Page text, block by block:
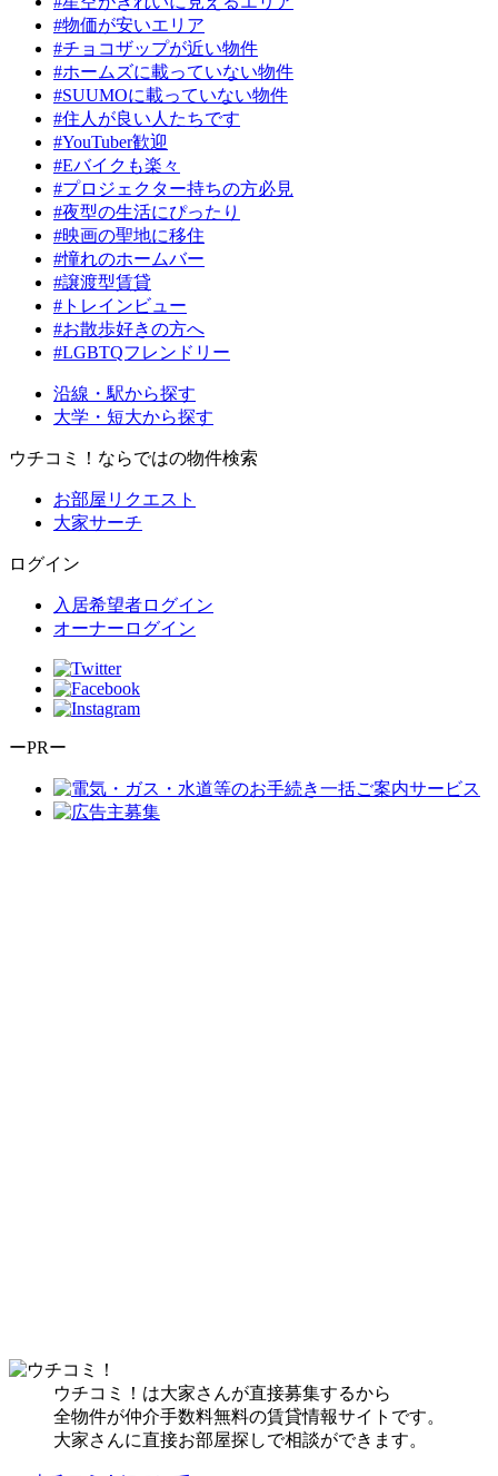
#物価が安いエリア
#チョコザップが近い物件
#ホームズに載っていない物件
#SUUMOに載っていない物件
#住人が良い人たちです
#YouTuber歓迎
#Eバイクも楽々
#プロジェクター持ちの方必見
#夜型の生活にぴったり
#映画の聖地に移住
#憧れのホームバー
#譲渡型賃貸
#トレインビュー
#お散歩好きの方へ
#LGBTQフレンドリー
沿線・駅から探す
大学・短大から探す
ウチコミ！ならではの物件検索
お部屋リクエスト
大家サーチ
ログイン
入居希望者ログイン
オーナーログイン
ーPRー
ウチコミ！は大家さんが直接募集するから
全物件が仲介手数料無料の賃貸情報サイトです。
大家さんに直接お部屋探しで相談ができます。